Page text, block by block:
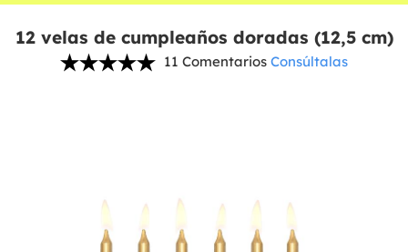
12 velas de cumpleaños doradas (12,5 cm)
11 Comentarios Consúltalas